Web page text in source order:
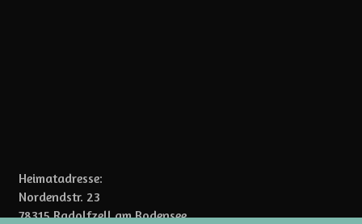
Heimatadresse:
Nordendstr. 23
78315 Radolfzell am Bodensee